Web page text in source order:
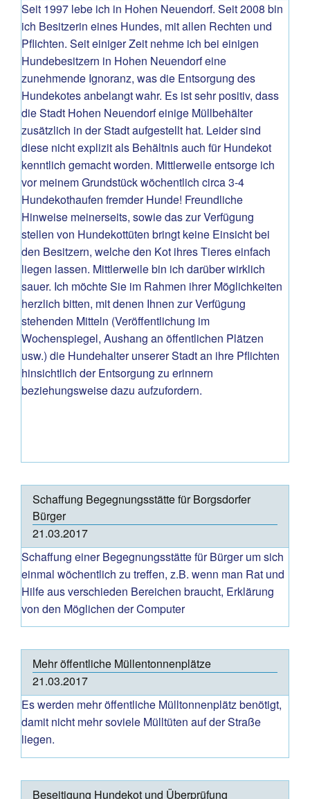
Seit 1997 lebe ich in Hohen Neuendorf. Seit 2008 bin
ich Besitzerin eines Hundes, mit allen Rechten und
Pflichten. Seit einiger Zeit nehme ich bei einigen
Hundebesitzern in Hohen Neuendorf eine
zunehmende Ignoranz, was die Entsorgung des
Hundekotes anbelangt wahr. Es ist sehr positiv, dass
die Stadt Hohen Neuendorf einige Müllbehälter
zusätzlich in der Stadt aufgestellt hat. Leider sind
diese nicht explizit als Behältnis auch für Hundekot
kenntlich gemacht worden. Mittlerweile entsorge ich
vor meinem Grundstück wöchentlich circa 3-4
Hundekothaufen fremder Hunde! Freundliche
Hinweise meinerseits, sowie das zur Verfügung
stellen von Hundekottüten bringt keine Einsicht bei
den Besitzern, welche den Kot ihres Tieres einfach
liegen lassen. Mittlerweile bin ich darüber wirklich
sauer. Ich möchte Sie im Rahmen ihrer Möglichkeiten
herzlich bitten, mit denen Ihnen zur Verfügung
stehenden Mitteln (Veröffentlichung im
Wochenspiegel, Aushang an öffentlichen Plätzen
usw.) die Hundehalter unserer Stadt an ihre Pflichten
hinsichtlich der Entsorgung zu erinnern
beziehungsweise dazu aufzufordern.
Schaffung Begegnungsstätte für Borgsdorfer
Bürger
21.03.2017
Schaffung einer Begegnungsstätte für Bürger um sich
einmal wöchentlich zu treffen, z.B. wenn man Rat und
Hilfe aus verschieden Bereichen braucht, Erklärung
von den Möglichen der Computer
Mehr öffentliche Müllentonnenplätze
21.03.2017
Es werden mehr öffentliche Mülltonnenplätz benötigt,
damit nicht mehr soviele Mülltüten auf der Straße
liegen.
Beseitigung Hundekot und Überprüfung